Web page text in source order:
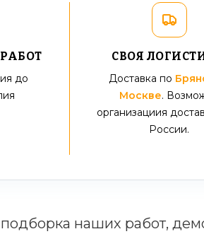
до
СВОЯ
Доставка по
Москве.
организациия
России.
наших работ,